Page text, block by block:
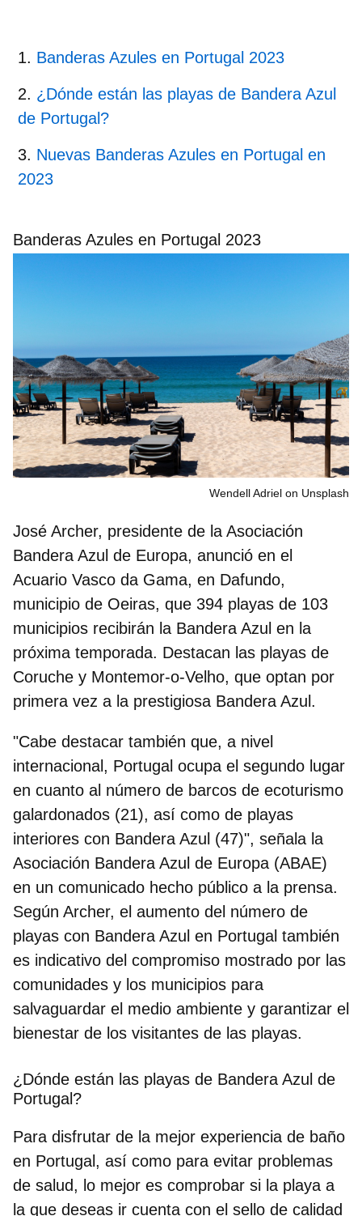
Banderas Azules en Portugal 2023
¿Dónde están las playas de Bandera Azul
de Portugal?
Nuevas Banderas Azules en Portugal en
2023
Banderas Azules en Portugal 2023
Wendell Adriel on Unsplash
José Archer, presidente de la Asociación
Bandera Azul de Europa, anunció en el
Acuario Vasco da Gama, en Dafundo,
municipio de Oeiras, que 394 playas de 103
municipios recibirán la Bandera Azul en la
próxima temporada. Destacan las playas de
Coruche y Montemor-o-Velho, que optan por
primera vez a la prestigiosa Bandera Azul.
"Cabe destacar también que, a nivel
internacional, Portugal ocupa el segundo lugar
en cuanto al número de barcos de ecoturismo
galardonados (21), así como de playas
interiores con Bandera Azul (47)", señala la
Asociación Bandera Azul de Europa (ABAE)
en un comunicado hecho público a la prensa.
Según Archer, el aumento del número de
playas con Bandera Azul en Portugal también
es indicativo del compromiso mostrado por las
comunidades y los municipios para
salvaguardar el medio ambiente y garantizar el
bienestar de los visitantes de las playas.
¿Dónde están las playas de Bandera Azul de
Portugal?
Para disfrutar de la mejor experiencia de baño
en Portugal, así como para evitar problemas
de salud, lo mejor es comprobar si la playa a
la que deseas ir cuenta con el sello de calidad